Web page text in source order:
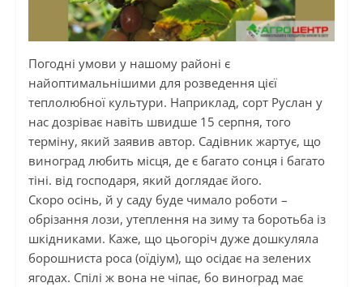
Погодні умови у нашому районі є
найоптимальнішими для розведення цієї
теплолюбної культури. Наприклад, сорт Руслан у
нас дозріває навіть швидше 15 серпня, того
терміну, який заявив автор. Садівник жартує, що
виноград любить місця, де є багато сонця і багато
тіні. від господаря, який доглядає його.
Скоро осінь, й у саду буде чимало роботи –
обрізання лози, утеплення на зиму та боротьба із
шкідниками. Каже, що цьогоріч дуже дошкуляла
борошниста роса (оїдіум), що осідає на зелених
ягодах. Спілі ж вона не чіпає, бо виноград має